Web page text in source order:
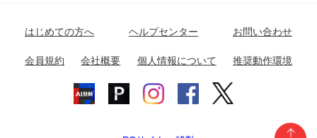
名古屋競輪場 岐阜競輪場 大垣競輪場 豊橋競輪場
富山競輪場 松阪競輪場 四日市競輪場
福井競輪場 奈良競輪場 向日町競輪場
はじめての方へ ヘルプセンター お問い合わせ
会員規約 会社概要 個人情報について 推奨動作環境